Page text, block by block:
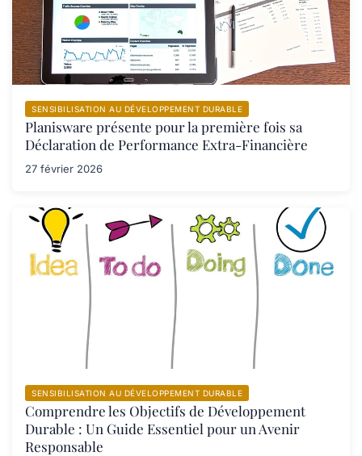
SENSIBILISATION AU DÉVELOPPEMENT DURABLE
Planisware présente pour la première fois sa
Déclaration de Performance Extra-Financière
27 février 2026
SENSIBILISATION AU DÉVELOPPEMENT DURABLE
Comprendre les Objectifs de Développement
Durable : Un Guide Essentiel pour un Avenir
Responsable